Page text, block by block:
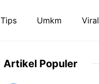
Tips Umkm Viral
Artikel Populer